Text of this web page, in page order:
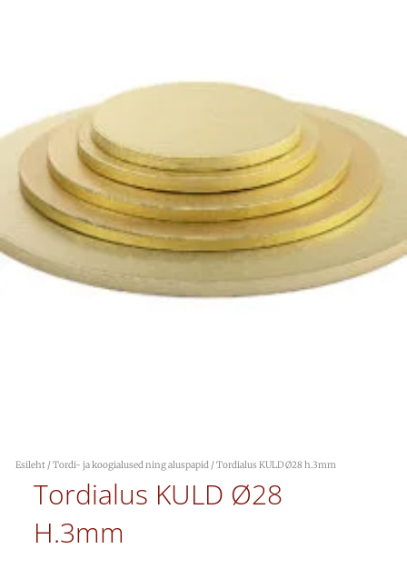
Esileht /Tordi- ja koogialused ning aluspapid / Tordialus KULD Ø28 h.3mm
Tordialus KULD Ø28
H.3mm